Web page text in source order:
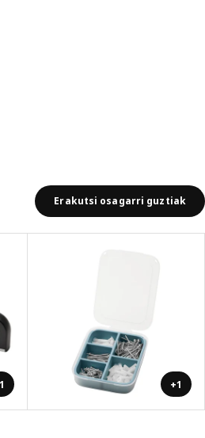
Erakutsi osagarri guztiak
+1